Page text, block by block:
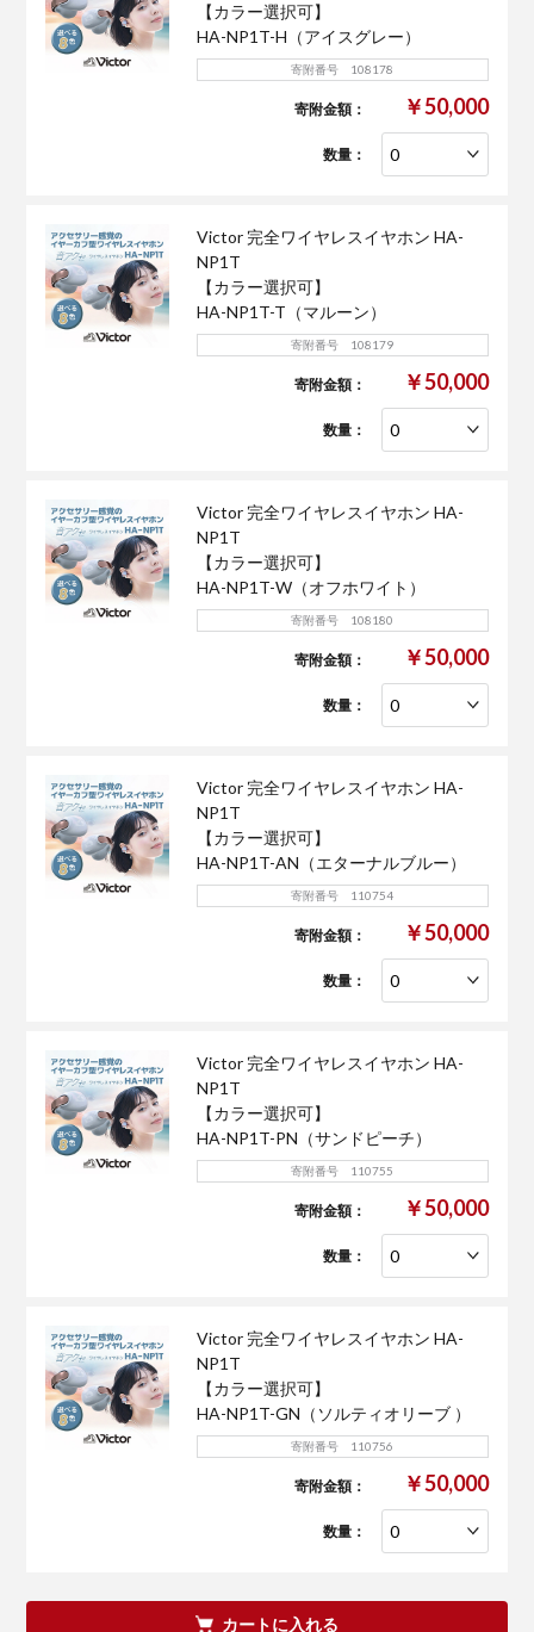
【カラー選択可】
HA-NP1T-H（アイスグレー）
寄附番号 108178
寄附金額： ￥50,000
数量：
Victor 完全ワイヤレスイヤホン HA-
NP1T
【カラー選択可】
HA-NP1T-T（マルーン）
寄附番号 108179
寄附金額： ￥50,000
数量：
Victor 完全ワイヤレスイヤホン HA-
NP1T
【カラー選択可】
HA-NP1T-W（オフホワイト）
寄附番号 108180
寄附金額： ￥50,000
数量：
Victor 完全ワイヤレスイヤホン HA-
NP1T
【カラー選択可】
HA-NP1T-AN（エターナルブルー）
寄附番号 110754
寄附金額： ￥50,000
数量：
Victor 完全ワイヤレスイヤホン HA-
NP1T
【カラー選択可】
HA-NP1T-PN（サンドピーチ）
寄附番号 110755
寄附金額： ￥50,000
数量：
Victor 完全ワイヤレスイヤホン HA-
NP1T
【カラー選択可】
HA-NP1T-GN（ソルティオリーブ ）
寄附番号 110756
寄附金額： ￥50,000
数量：
カートに入れる